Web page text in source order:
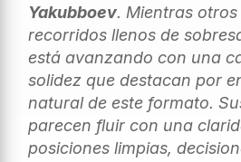
Yakubboev. Mientras
recorridos llenos de
está avanzando con una
solidez que destacan por
natural de este formato.
parecen fluir con una
posiciones limpias,